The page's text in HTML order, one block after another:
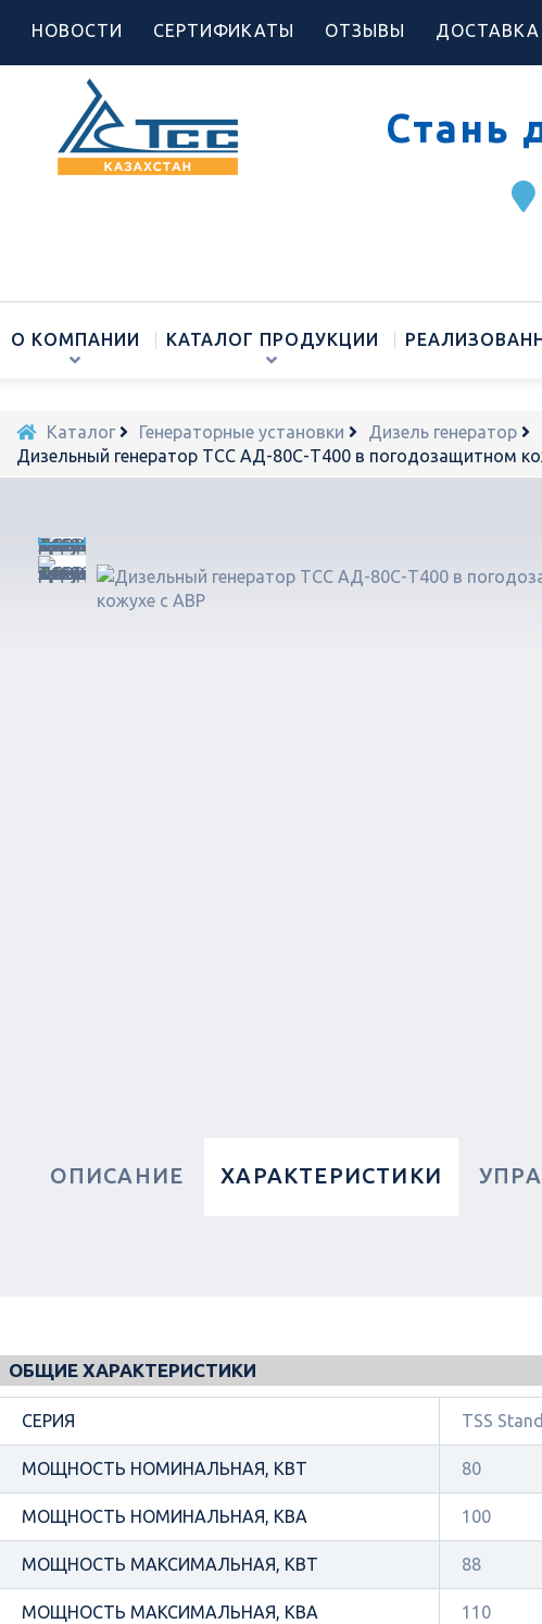
НОВОСТИ СЕРТИФИКАТЫ ОТЗЫВЫ
Стань
О КОМПАНИИ КАТАЛОГ ПРОДУКЦИИ
Каталог Генераторные установки Дизель генератор
Дизельный генератор ТСС АД-80С-Т400 в погодозащитном
ОПИСАНИЕ ХАРАКТЕРИСТИКИ
ОБЩИЕ ХАРАКТЕРИСТИКИ
СЕРИЯ TSS
МОЩНОСТЬ НОМИНАЛЬНАЯ, КВТ 80
МОЩНОСТЬ НОМИНАЛЬНАЯ, КВА 100
МОЩНОСТЬ МАКСИМАЛЬНАЯ, КВТ 88
МОЩНОСТЬ МАКСИМАЛЬНАЯ, КВА 110